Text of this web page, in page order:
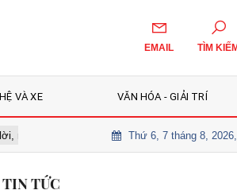
EMAIL TÌM
VÀ XE VĂN HÓA - GIẢI TRÍ
nhịp điều chỉnh để giải ngân? Cô gái
Thứ 6, 7 tháng 8,
TIN TỨC